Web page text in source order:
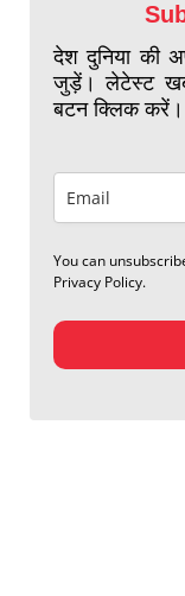
देश दुनिया की
जुड़ें। लेटेस्ट
बटन क्लिक करें।
You can
Privacy Policy.